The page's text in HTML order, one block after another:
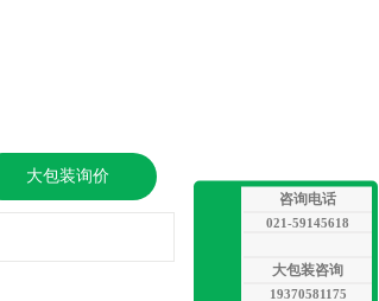
大包装询价
咨询电话
021-59145618
大包装咨询
19370581175